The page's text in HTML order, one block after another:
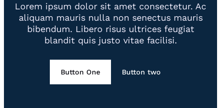
Lorem ipsum dolor sit amet consectetur. Ac
aliquam mauris nulla non senectus mauris
bibendum. Libero risus ultrices feugiat
blandit quis justo vitae facilisi.
Button One Button two